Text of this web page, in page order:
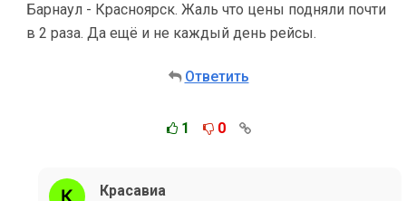
Барнаул - Красноярск. Жаль что цены подняли почти
в 2 раза. Да ещё и не каждый день рейсы.
Ответить
1 0
Красавиа